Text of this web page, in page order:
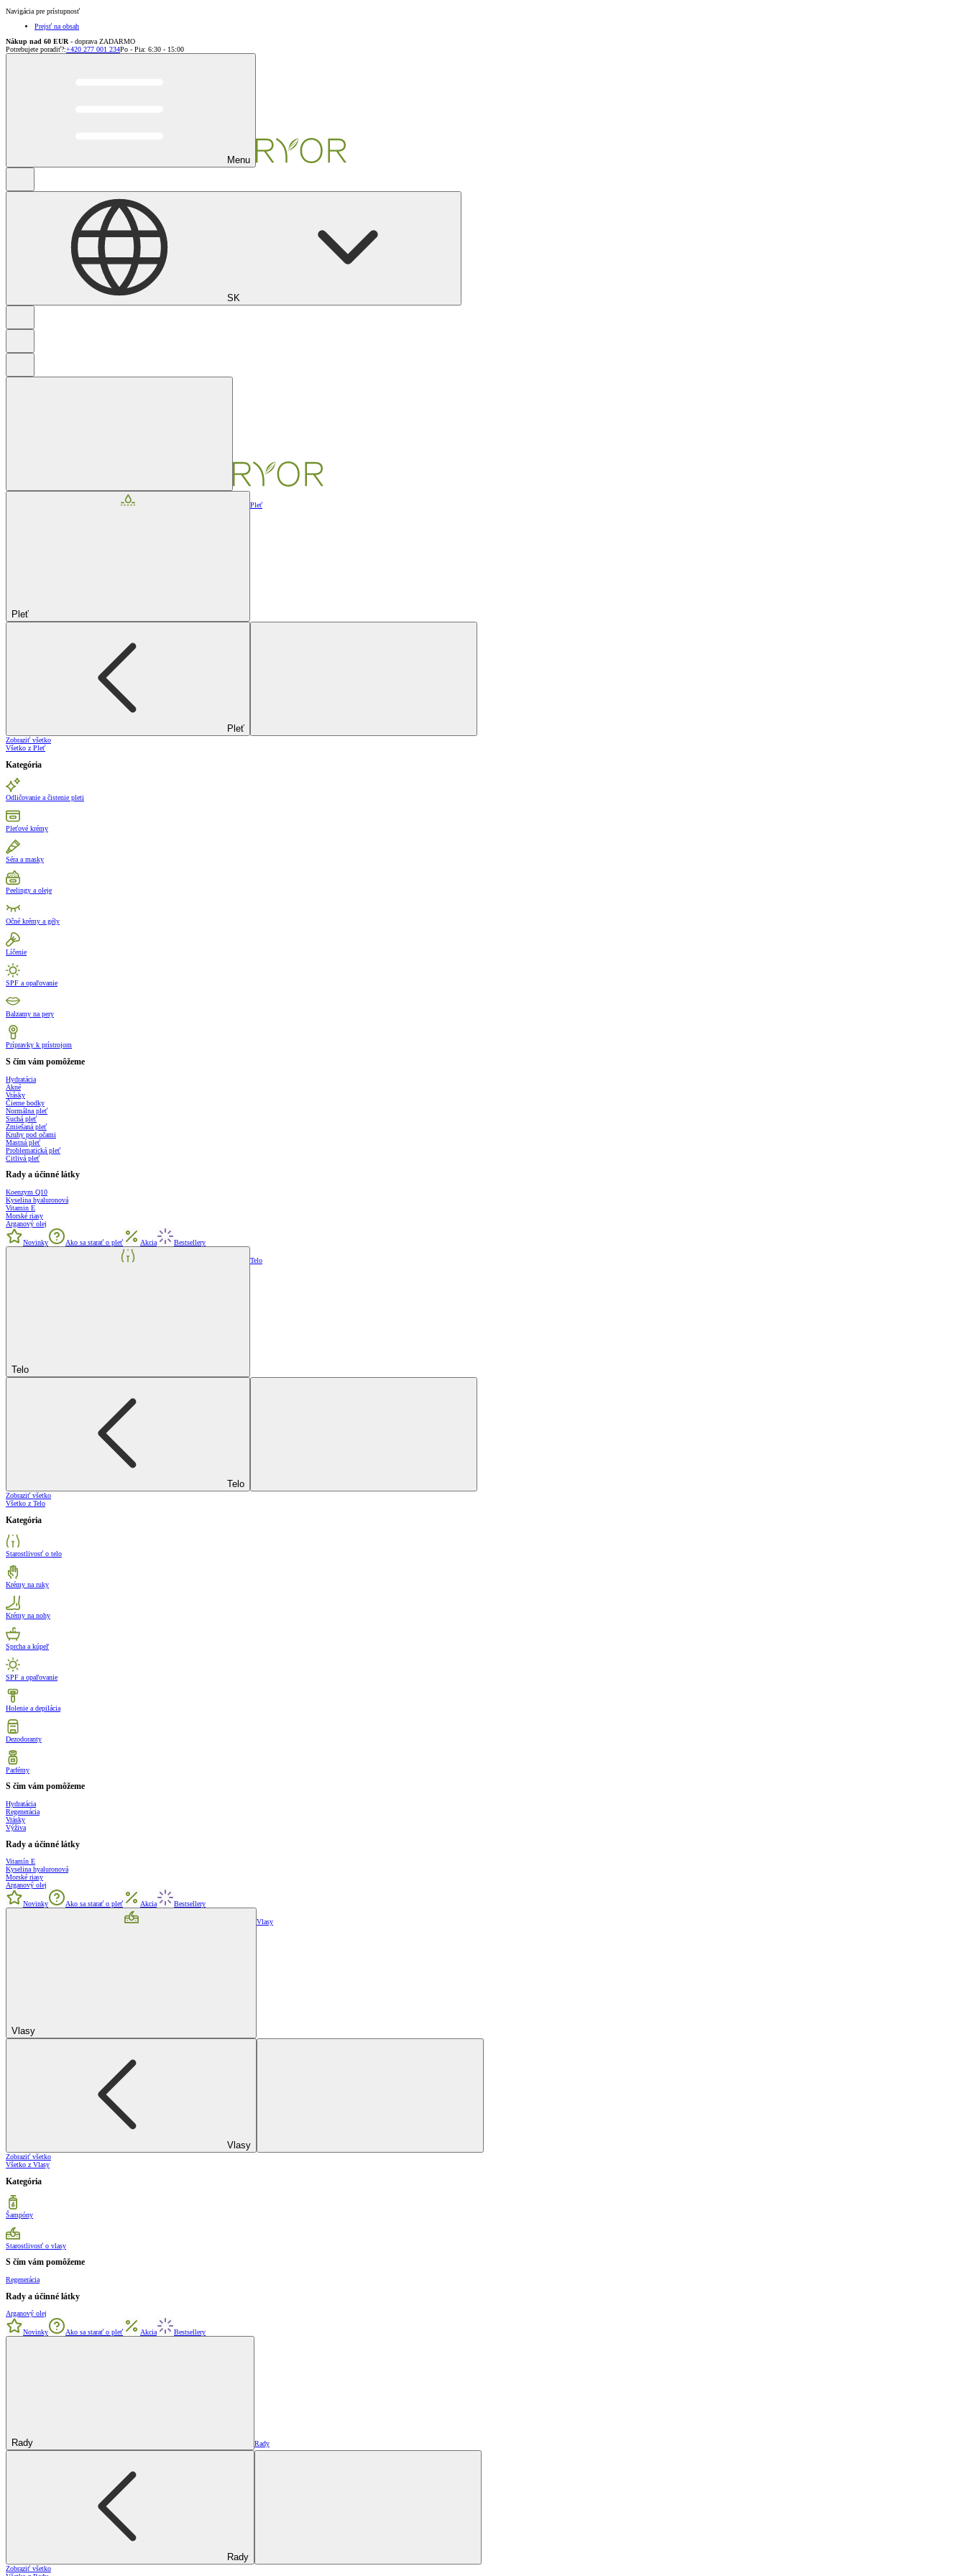
Navigácia pre prístupnosť
Prejsť na obsah
Nákup nad 60 EUR - doprava ZADARMO
Potrebujete poradiť?:+420 277 001 234Po - Pia: 6:30 - 15:00
Menu
SK
Pleť
Pleť
Pleť
Zobraziť všetko
Všetko z Pleť
Kategória
Odličovanie a čistenie pleti
Pleťové krémy
Séra a masky
Peelingy a oleje
Očné krémy a gély
Líčenie
SPF a opaľovanie
Balzamy na pery
Prípravky k prístrojom
S čím vám pomôžeme
Hydratácia
Akné
Vrásky
Čierne bodky
Normálna pleť
Suchá pleť
Zmiešaná pleť
Kruhy pod očami
Mastná pleť
Problematická pleť
Citlivá pleť
Rady a účinné látky
Koenzym Q10
Kyselina hyaluronová
Vitamin E
Morské riasy
Arganový olej
Novinky Ako sa starať o pleť Akcia Bestsellery
Telo
Telo
Telo
Zobraziť všetko
Všetko z Telo
Kategória
Starostlivosť o telo
Krémy na ruky
Krémy na nohy
Sprcha a kúpeľ
SPF a opaľovanie
Holenie a depilácia
Dezodoranty
Parfémy
S čím vám pomôžeme
Hydratácia
Regenerácia
Vrásky
Výživa
Rady a účinné látky
Vitamín E
Kyselina hyaluronová
Morské riasy
Arganový olej
Novinky Ako sa starať o pleť Akcia Bestsellery
Vlasy
Vlasy
Vlasy
Zobraziť všetko
Všetko z Vlasy
Kategória
Šampóny
Starostlivosť o vlasy
S čím vám pomôžeme
Regenerácia
Rady a účinné látky
Arganový olej
Novinky Ako sa starať o pleť Akcia Bestsellery
Rady Rady
Rady
Zobraziť všetko